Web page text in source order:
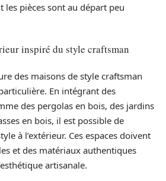
les pièces sont au départ peu
inspiré du style craftsman
des maisons de style craftsman
En intégrant des
des pergolas en bois, des jardins
en bois, il est possible de
à l’extérieur. Ces espaces doivent
et des matériaux authentiques
artisanale.